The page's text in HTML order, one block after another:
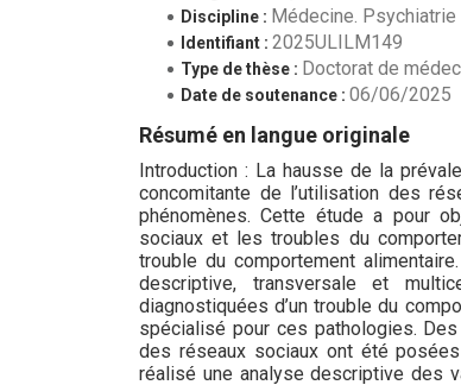
Discipline : Médecine. Psychiatrie
Identifiant : 2025ULILM149
Type de thèse : Doctorat de
Date de soutenance : 06/06/2025
Résumé en langue originale
Introduction : La hausse de la
concomitante de l’utilisation des
phénomènes. Cette étude a pour
sociaux et les troubles du
trouble du comportement
descriptive, transversale et
diagnostiquées d’un trouble du
spécialisé pour ces pathologies.
des réseaux sociaux ont été
réalisé une analyse descriptive des